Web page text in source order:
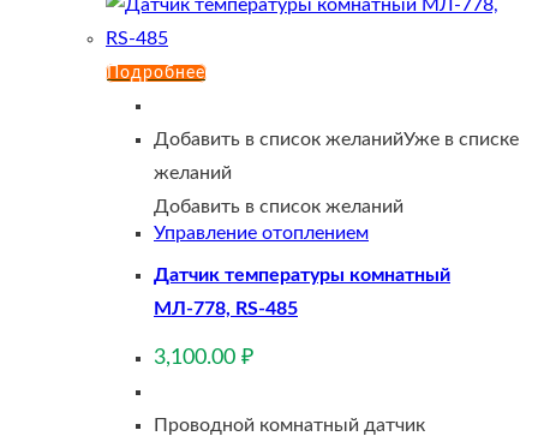
Подробнее
Добавить в список желанийУже в списке
желаний
Добавить в список желаний
Управление отоплением
Датчик температуры комнатный
МЛ-778, RS-485
3,100.00 ₽
Проводной комнатный датчик